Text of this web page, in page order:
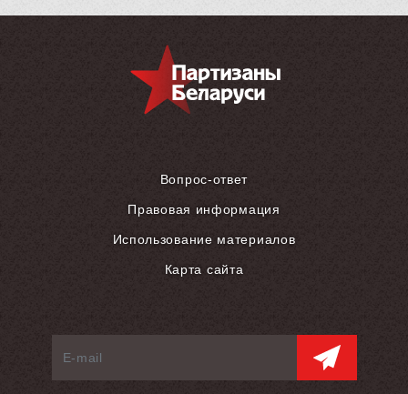
Вопрос-ответ
Правовая информация
Использование материалов
Карта сайта